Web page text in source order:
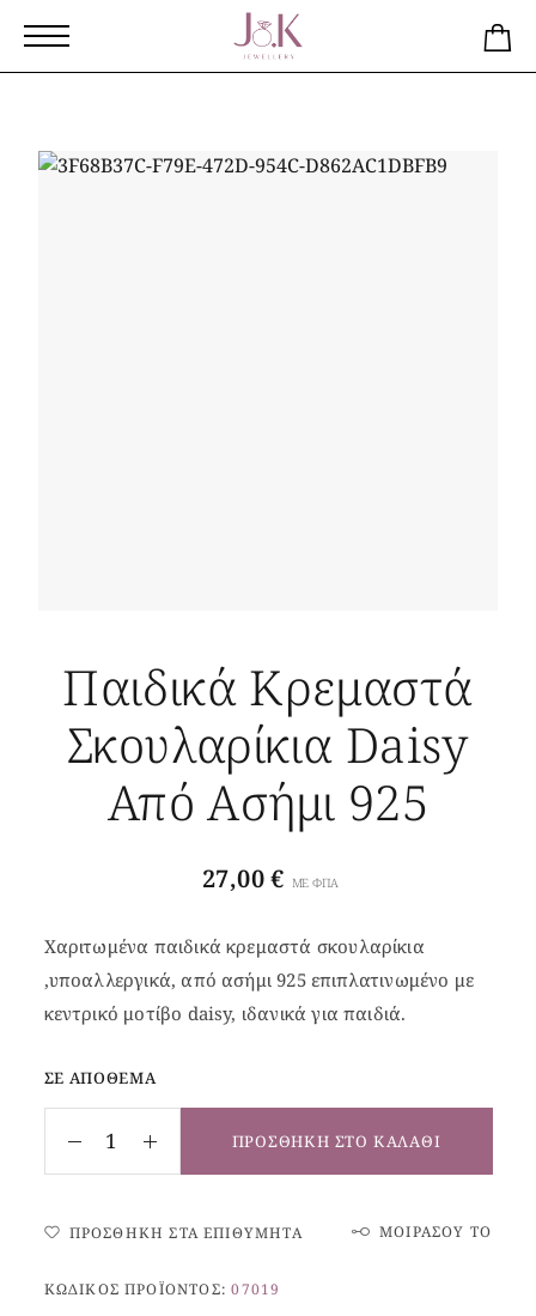
Παιδικά Κρεμαστά
Σκουλαρίκια Daisy
Από Ασήμι 925
27,00€ ΜΕ ΦΠΑ
Χαριτωμένα παιδικά κρεμαστά σκουλαρίκια
,υποαλλεργικά, από ασήμι 925 επιπλατινωμένο με
κεντρικό μοτίβο daisy, ιδανικά για παιδιά.
ΣΕ ΑΠΌΘΕΜΑ
ΠΡΟΣΘΉΚΗ ΣΤΟ ΚΑΛΆΘΙ
ΠΡΟΣΘΉΚΗ ΣΤΑ ΕΠΙΘΥΜΗΤΆ ΜΟΙΡΆΣΟΥ ΤΟ
ΚΩΔΙΚΌΣ ΠΡΟΪΌΝΤΟΣ:07019